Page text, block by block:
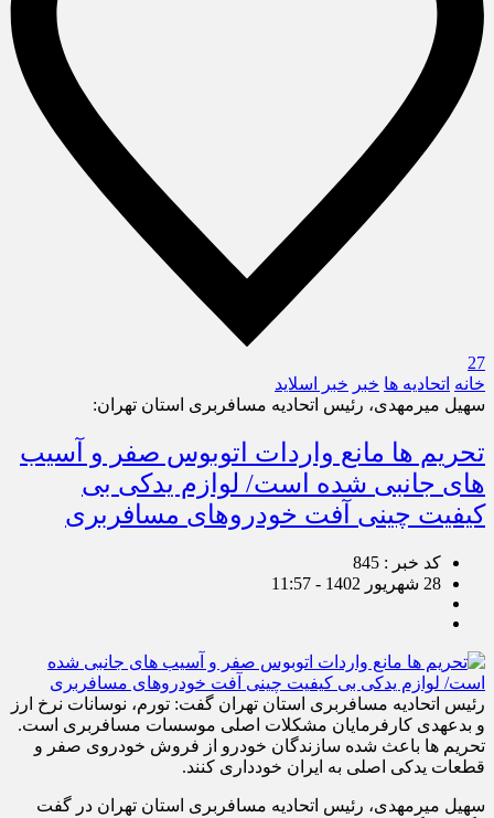
27
خانه اتحادیه ها خبر خبر اسلايد
سهیل میرمهدی، رئیس اتحادیه مسافربری استان تهران:
تحریم ها مانع واردات اتوبوس صفر و آسیب
های جانبی شده است/ لوازم یدکی بی
کیفیت چینی آفت خودروهای مسافربری
کد خبر : 845
28 شهریور 1402 - 11:57
رئیس اتحادیه مسافربری استان تهران گفت: تورم، نوسانات نرخ ارز
و بدعهدی کارفرمایان مشکلات اصلی موسسات مسافربری است.
تحریم ها باعث شده سازندگان خودرو از فروش خودروی صفر و
قطعات یدکی اصلی به ایران خودداری کنند.
سهیل میرمهدی، رئیس اتحادیه مسافربری استان تهران در گفت